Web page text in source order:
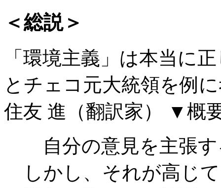
＜総説＞
「環境主義」は本当に
とチェコ元大統領を例
住友 進（翻訳家）
▼概
自分の意見を主張
しかし、それが高じ